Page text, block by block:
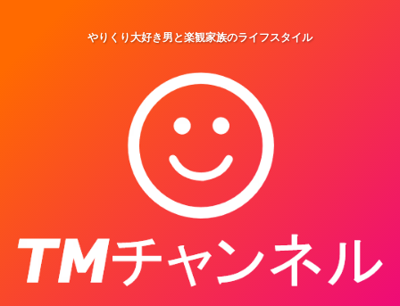
やりくり大好き男と楽観家族のライフスタイル